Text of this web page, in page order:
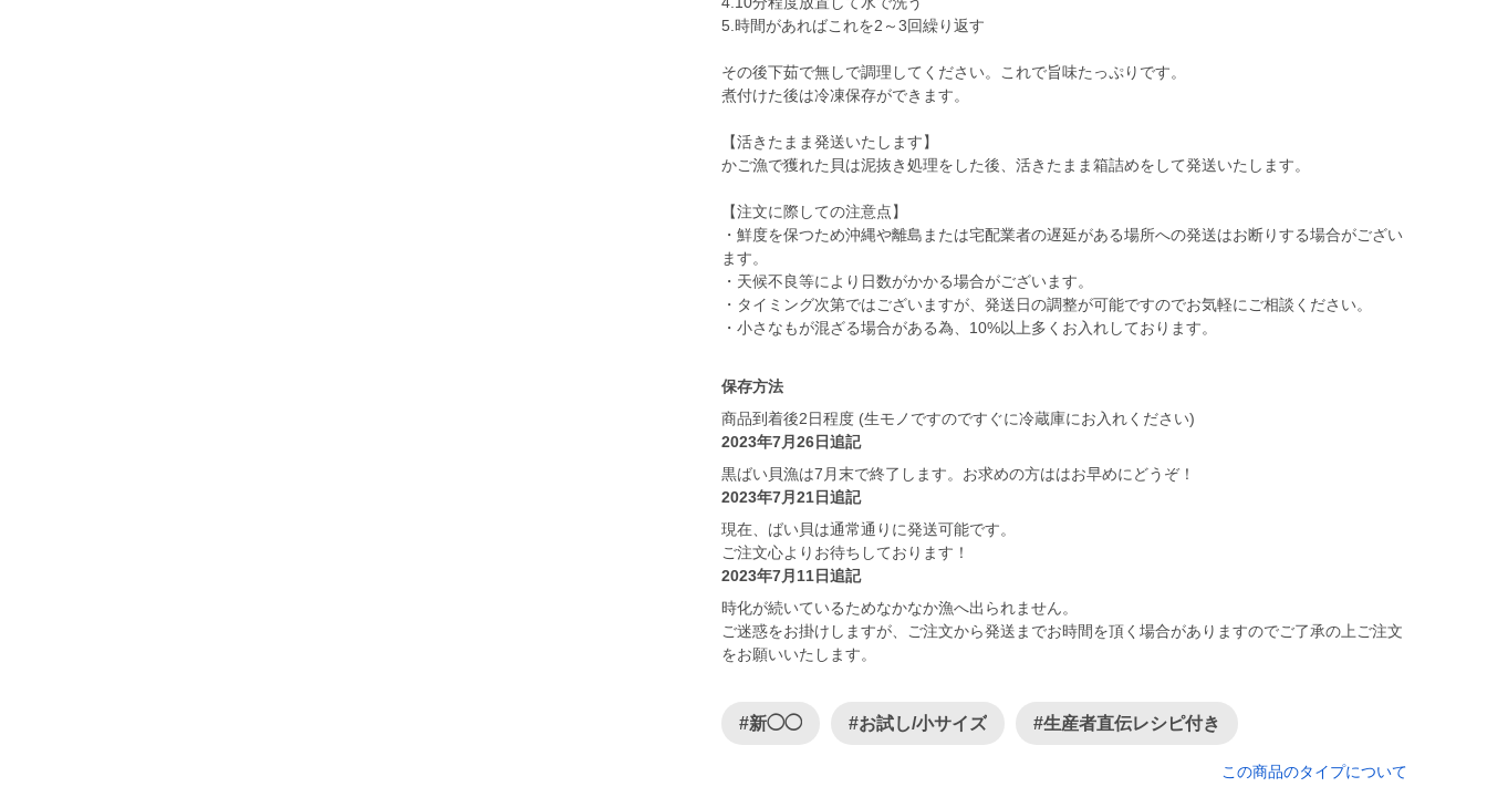
5.時間があればこれを2～3回繰り返す
その後下茹で無しで調理してください。これで旨味たっぷりです。
煮付けた後は冷凍保存ができます。
【活きたまま発送いたします】
かご漁で獲れた貝は泥抜き処理をした後、活きたまま箱詰めをして発送いたします。
【注文に際しての注意点】
・鮮度を保つため沖縄や離島または宅配業者の遅延がある場所への発送はお断りする場合がござい
ます。
・天候不良等により日数がかかる場合がございます。
・タイミング次第ではございますが、発送日の調整が可能ですのでお気軽にご相談ください。
・小さなもが混ざる場合がある為、10%以上多くお入れしております。
保存方法
商品到着後2日程度 (生モノですのですぐに冷蔵庫にお入れください)
2023年7月26日追記
黒ばい貝漁は7月末で終了します。お求めの方ははお早めにどうぞ！
2023年7月21日追記
現在、ばい貝は通常通りに発送可能です。
ご注文心よりお待ちしております！
2023年7月11日追記
時化が続いているためなかなか漁へ出られません。
ご迷惑をお掛けしますが、ご注文から発送までお時間を頂く場合がありますのでご了承の上ご注文
をお願いいたします。
#新◯◯ #お試し/小サイズ #生産者直伝レシピ付き
この商品のタイプについて